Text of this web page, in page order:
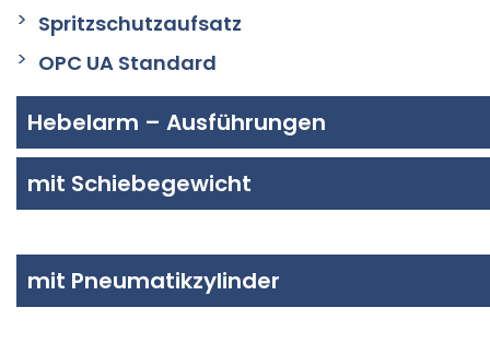
Spritzschutzaufsatz
OPC UA Standard
Hebelarm – Ausführungen
mit Schiebegewicht
mit Pneumatikzylinder